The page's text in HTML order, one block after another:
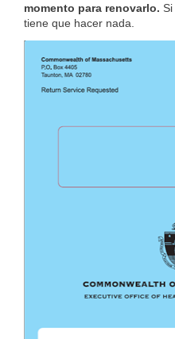
momento para renovarlo.
tiene que hacer nada.